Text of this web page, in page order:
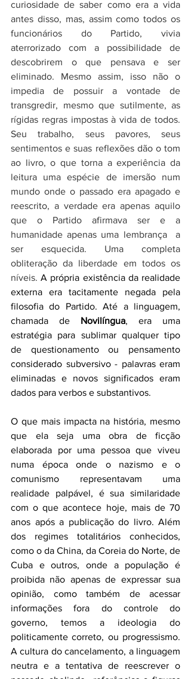
curiosidade de saber como era a vida
antes disso, mas, assim como todos os
funcionários do Partido, vivia
aterrorizado com a possibilidade de
descobrirem o que pensava e ser
eliminado. Mesmo assim, isso não o
impedia de possuir a vontade de
transgredir, mesmo que sutilmente, as
rígidas regras impostas à vida de todos.
Seu trabalho, seus pavores, seus
sentimentos e suas reflexões dão o tom
ao livro, o que torna a experiência da
leitura uma espécie de imersão num
mundo onde o passado era apagado e
reescrito, a verdade era apenas aquilo
que o Partido afirmava ser e a
humanidade apenas uma lembrança  a
ser esquecida. Uma completa
obliteração da liberdade em todos os
níveis. A própria existência da realidade
externa era tacitamente negada pela
filosofia do Partido. Até a linguagem,
chamada de Novilíngua, era uma
estratégia para sublimar qualquer tipo
de questionamento ou pensamento
considerado subversivo - palavras eram
eliminadas e novos significados eram
dados para verbos e substantivos.
O que mais impacta na história, mesmo
que ela seja uma obra de ficção
elaborada por uma pessoa que viveu
numa época onde o nazismo e o
comunismo representavam uma
realidade palpável, é sua similaridade
com o que acontece hoje, mais de 70
anos após a publicação do livro. Além
dos regimes totalitários conhecidos,
como o da China, da Coreia do Norte, de
Cuba e outros, onde a população é
proibida não apenas de expressar sua
opinião, como também de acessar
informações fora do controle do
governo, temos a ideologia do
politicamente correto, ou progressismo.
A cultura do cancelamento, a linguagem
neutra e a tentativa de reescrever o